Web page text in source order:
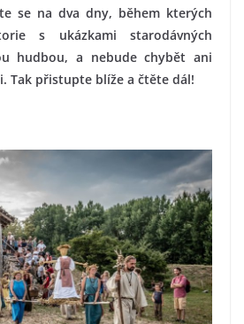
se na dva dny, během kterých
s ukázkami starodávných
hudbou, a nebude chybět ani
Tak přistupte blíže a čtěte dál!